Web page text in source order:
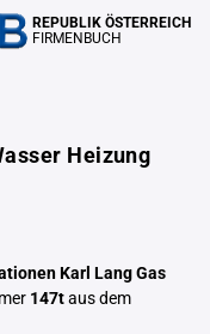
REPUBLIK ÖSTERREICH
FIRMENBUCH
Heizung
Karl Lang Gas
147taus dem